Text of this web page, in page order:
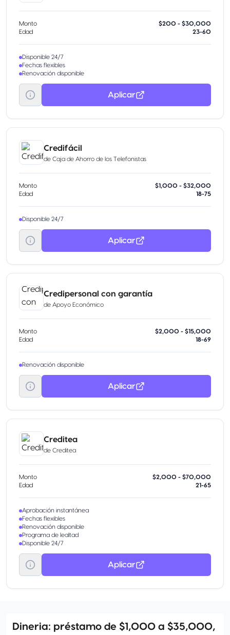
Monto
$200 - $30,000
Edad
23-60
Disponible 24/7
Fechas flexibles
Renovación disponible
Aplicar
Credifácil
de Caja de Ahorro de los Telefonistas
Monto
$1,000 - $32,000
Edad
18-75
Disponible 24/7
Aplicar
Credipersonal con garantía
de Apoyo Económico
Monto
$2,000 - $15,000
Edad
18-69
Renovación disponible
Aplicar
Creditea
de Creditea
Monto
$2,000 - $70,000
Edad
21-65
Aprobación instantánea
Fechas flexibles
Renovación disponible
Programa de lealtad
Disponible 24/7
Aplicar
Dineria: préstamo de $1,000 a $35,000,